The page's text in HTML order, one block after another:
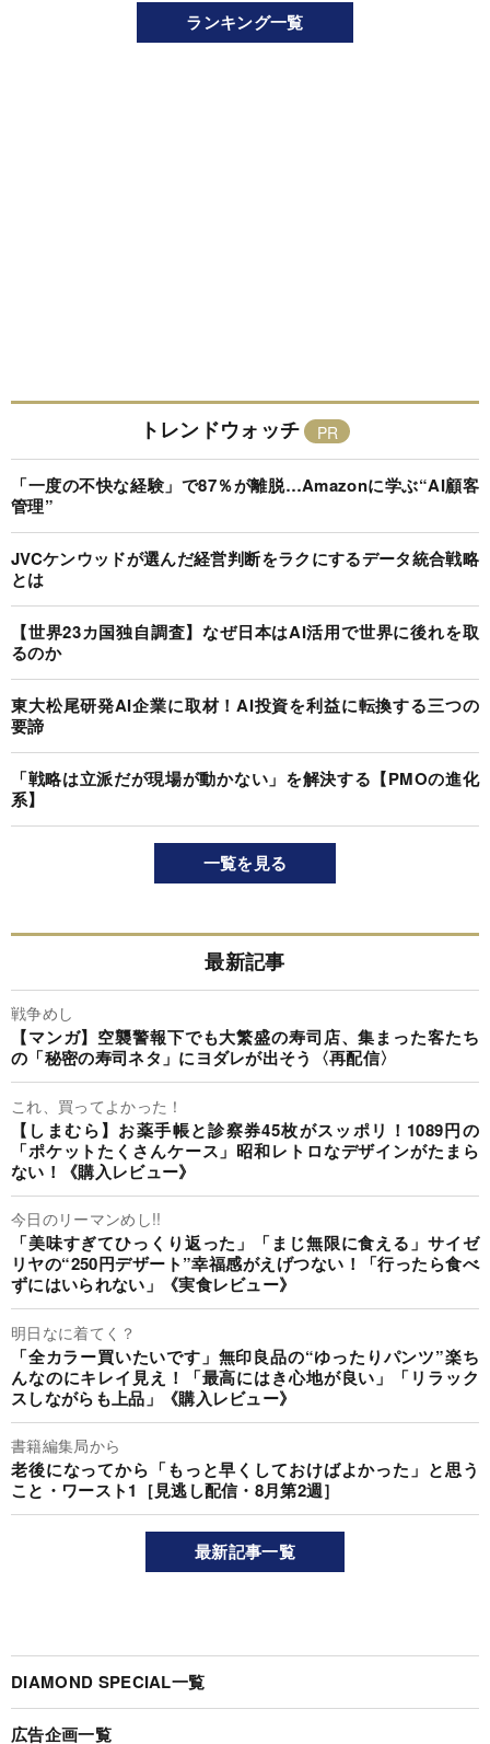
ランキング一覧
トレンドウォッチ
「一度の不快な経験」で87％が離脱…Amazonに学ぶ“AI顧客
管理”
JVCケンウッドが選んだ経営判断をラクにするデータ統合戦略
とは
【世界23カ国独自調査】なぜ日本はAI活用で世界に後れを取
るのか
東大松尾研発AI企業に取材！AI投資を利益に転換する三つの
要諦
「戦略は立派だが現場が動かない」を解決する【PMOの進化
系】
一覧を見る
最新記事
戦争めし
【マンガ】空襲警報下でも大繁盛の寿司店、集まった客たち
の「秘密の寿司ネタ」にヨダレが出そう〈再配信〉
これ、買ってよかった！
【しまむら】お薬手帳と診察券45枚がスッポリ！1089円の
「ポケットたくさんケース」昭和レトロなデザインがたまら
ない！《購入レビュー》
今日のリーマンめし!!
「美味すぎてひっくり返った」「まじ無限に食える」サイゼ
リヤの“250円デザート”幸福感がえげつない！「行ったら食べ
ずにはいられない」《実食レビュー》
明日なに着てく？
「全カラー買いたいです」無印良品の“ゆったりパンツ”楽ち
んなのにキレイ見え！「最高にはき心地が良い」「リラック
スしながらも上品」《購入レビュー》
書籍編集局から
老後になってから「もっと早くしておけばよかった」と思う
こと・ワースト1［見逃し配信・8月第2週］
最新記事一覧
DIAMOND SPECIAL一覧
広告企画一覧